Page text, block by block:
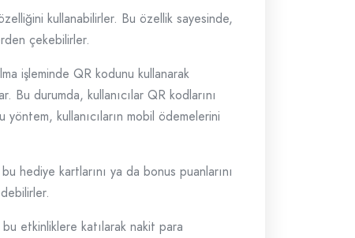
kullanabilirler. Bu özellik sayesinde,
çekebilirler.
işleminde QR kodunu kullanarak
durumda, kullanıcılar QR kodlarını
kullanıcıların mobil ödemelerini
hediye kartlarını ya da bonus puanlarını
etkinliklere katılarak nakit para